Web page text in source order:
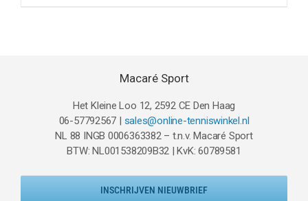
Macaré Sport
Het Kleine Loo 12, 2592 CE Den Haag
06-57792567 | sales@online-tenniswinkel.nl
NL 88 INGB 0006363382 – t.n.v. Macaré Sport
BTW: NL001538209B32 | KvK: 60789581
INSCHRIJVEN NIEUWBRIEF